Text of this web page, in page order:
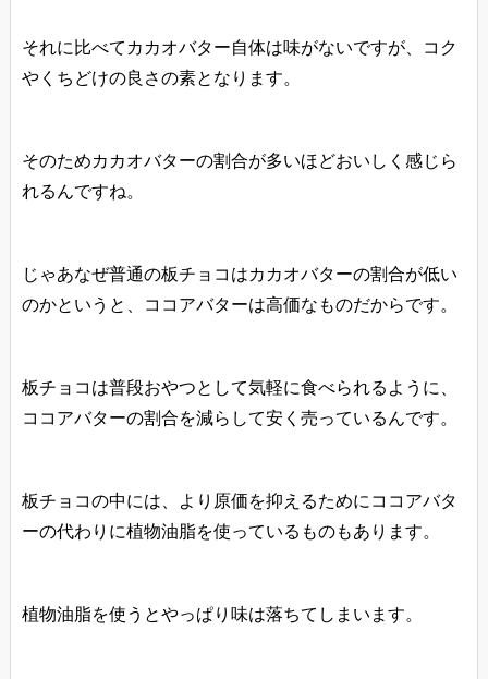
それに比べてカカオバター自体は味がないですが、コク
やくちどけの良さの素となります。
そのためカカオバターの割合が多いほどおいしく感じら
れるんですね。
じゃあなぜ普通の板チョコはカカオバターの割合が低い
のかというと、ココアバターは高価なものだからです。
板チョコは普段おやつとして気軽に食べられるように、
ココアバターの割合を減らして安く売っているんです。
板チョコの中には、より原価を抑えるためにココアバタ
ーの代わりに植物油脂を使っているものもあります。
植物油脂を使うとやっぱり味は落ちてしまいます。